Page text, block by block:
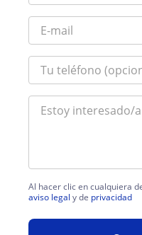
Al hacer clic en cualquiera
aviso legal y de privacidad